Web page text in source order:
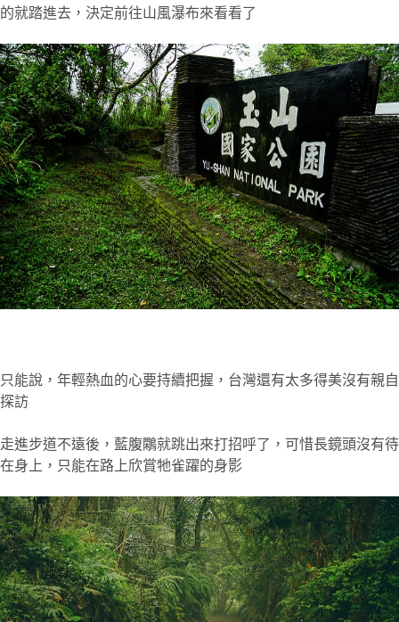
的就踏進去，決定前往山風瀑布來看看了
只能說，年輕熱血的心要持續把握，台灣還有太多得美沒有親自
探訪
走進步道不遠後，藍腹鷴就跳出來打招呼了，可惜長鏡頭沒有待
在身上，只能在路上欣賞牠雀躍的身影